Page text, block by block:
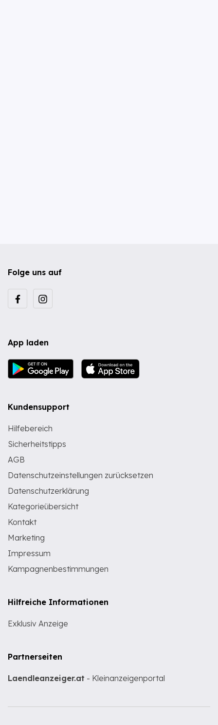
Folge uns auf
App laden
Kundensupport
Hilfebereich
Sicherheitstipps
AGB
Datenschutzeinstellungen zurücksetzen
Datenschutzerklärung
Kategorieübersicht
Kontakt
Marketing
Impressum
Kampagnenbestimmungen
Hilfreiche Informationen
Exklusiv Anzeige
Partnerseiten
Laendleanzeiger.at - Kleinanzeigenportal